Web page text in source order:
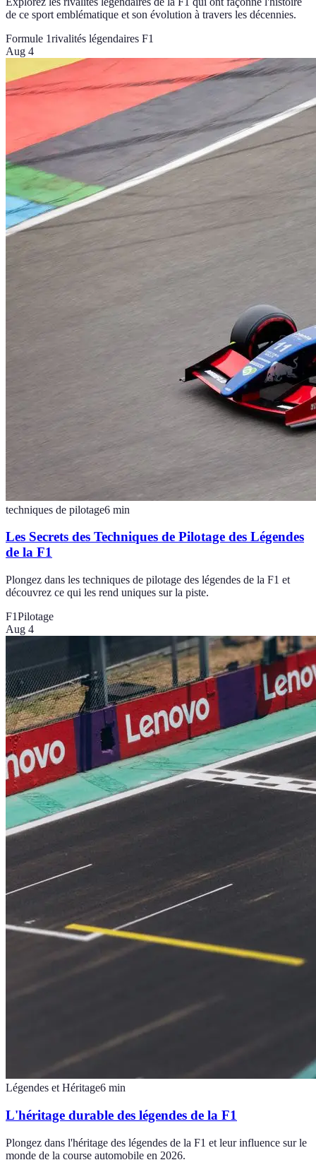
de ce sport emblématique et son évolution à travers les décennies.
Formule 1rivalités légendaires F1
Aug 4
techniques de pilotage6 min
Les Secrets des Techniques de Pilotage des Légendes
de la F1
Plongez dans les techniques de pilotage des légendes de la F1 et
découvrez ce qui les rend uniques sur la piste.
F1Pilotage
Aug 4
Légendes et Héritage6 min
L'héritage durable des légendes de la F1
Plongez dans l'héritage des légendes de la F1 et leur influence sur le
monde de la course automobile en 2026.